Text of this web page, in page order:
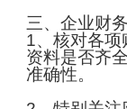
三、企业财
1、核对各
资料是否齐
准确性。